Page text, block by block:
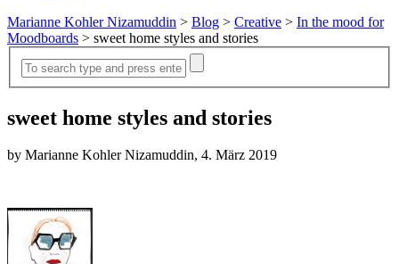
Marianne Kohler Nizamuddin > Blog > Creative > In the mood for
Moodboards > sweet home styles and stories
sweet home styles and stories
by Marianne Kohler Nizamuddin, 4. März 2019